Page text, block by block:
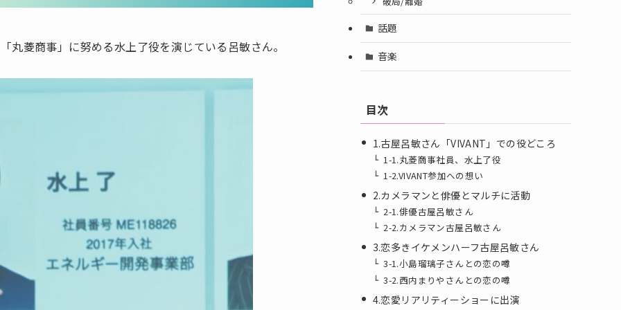
菱商事」に努める水上了役を演じている呂敏さん。
話題
音楽
目次
1.古屋呂敏さん「VIVANT」での役どころ
1-1.丸菱商事社員、水上了役
1-2.VIVANT参加への想い
2.カメラマンと俳優とマルチに活動
2-1.俳優古屋呂敏さん
2-2.カメラマン古屋呂敏さん
3.恋多きイケメンハーフ古屋呂敏さん
3-1.小島瑠璃子さんとの恋の噂
3-2.西内まりやさんとの恋の噂
4.恋愛リアリティーショーに出演